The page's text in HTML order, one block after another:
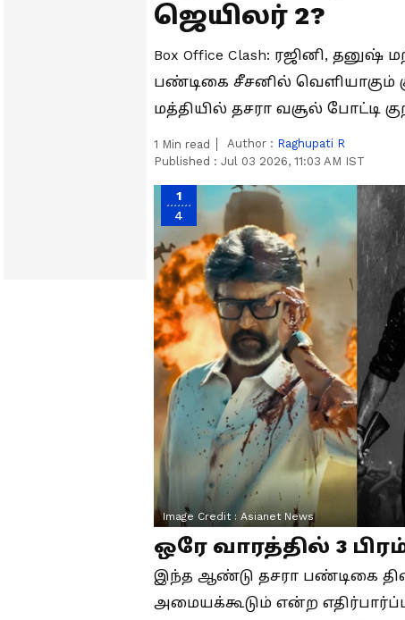
ஜெயிலர் 2?
Box Office Clash: ரஜினி,
பண்டிகை சீசனில் வெளியாகும்
மத்தியில் தசரா வசூல் போட்டி
1 Min read Author : Raghupati R
Published : Jul 03 2026, 11:03 AM IST
1
4
Image Credit : Asianet News
ஒரே வாரத்தில் 3
இந்த ஆண்டு தசரா பண்டிகை
அமையக்கூடும் என்ற